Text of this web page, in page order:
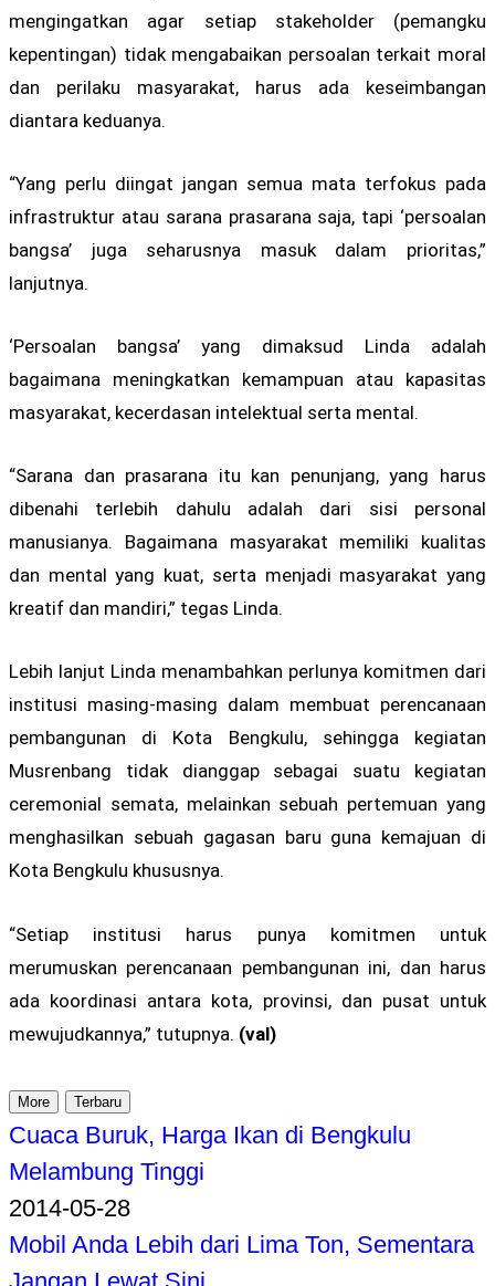
mengingatkan agar setiap stakeholder (pemangku
kepentingan) tidak mengabaikan persoalan terkait moral
dan perilaku masyarakat, harus ada keseimbangan
diantara keduanya.
“Yang perlu diingat jangan semua mata terfokus pada
infrastruktur atau sarana prasarana saja, tapi ‘persoalan
bangsa’ juga seharusnya masuk dalam prioritas,”
lanjutnya.
‘Persoalan bangsa’ yang dimaksud Linda adalah
bagaimana meningkatkan kemampuan atau kapasitas
masyarakat, kecerdasan intelektual serta mental.
“Sarana dan prasarana itu kan penunjang, yang harus
dibenahi terlebih dahulu adalah dari sisi personal
manusianya. Bagaimana masyarakat memiliki kualitas
dan mental yang kuat, serta menjadi masyarakat yang
kreatif dan mandiri,” tegas Linda.
Lebih lanjut Linda menambahkan perlunya komitmen dari
institusi masing-masing dalam membuat perencanaan
pembangunan di Kota Bengkulu, sehingga kegiatan
Musrenbang tidak dianggap sebagai suatu kegiatan
ceremonial semata, melainkan sebuah pertemuan yang
menghasilkan sebuah gagasan baru guna kemajuan di
Kota Bengkulu khususnya.
“Setiap institusi harus punya komitmen untuk
merumuskan perencanaan pembangunan ini, dan harus
ada koordinasi antara kota, provinsi, dan pusat untuk
mewujudkannya,” tutupnya. (val)
More Terbaru
Cuaca Buruk, Harga Ikan di Bengkulu
Melambung Tinggi
2014-05-28
Mobil Anda Lebih dari Lima Ton, Sementara